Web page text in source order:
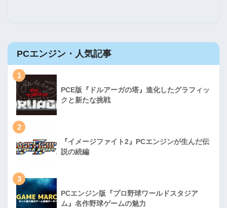
PCエンジン・人気記事
1
PCE版『ドルアーガの塔』進化したグラフィッ
クと新たな挑戦
2
『イメージファイト2』PCエンジンが生んだ伝
説の続編
3
PCエンジン版『プロ野球ワールドスタジア
ム』名作野球ゲームの魅力